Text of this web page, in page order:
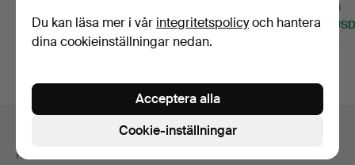
48 USD 274 USD
3 bud
43 USD
Sidfotsnavigation
Kontakta support
Du kan läsa mer i vår integritetspolicyoch hantera
dina cookieinställningar nedan.
Cookie-inställningar
Acceptera alla